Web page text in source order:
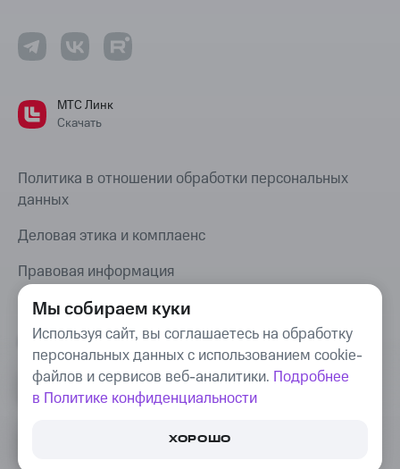
Мы собираем куки
Используя сайт, вы соглашаетесь на обработку
персональных данных с использованием cookie-
файлов и сервисов веб-аналитики. Подробнее
в Политике конфиденциальности
ХОРОШО
МТС Линк
Скачать
Политика в отношении обработки персональных
данных
Деловая этика и комплаенс
Правовая информация
Карта сайта
Bug Bounty
© Webinar Group, 2008–2026. «МТС Линк»,
товарные знаки, используемые Webinar Group.